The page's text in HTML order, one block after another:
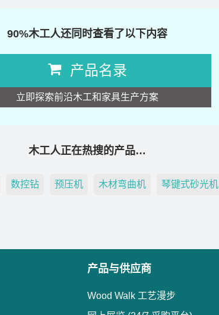
90%木工人还同时查看了以下内容
产品名录
立即探索前沿木工和家具生产方案
木工人正在热搜的产品…
数控钻 预压机 木材弯曲机 琴键式砂光机
产品与供应商
Wood Walk 工艺漫步